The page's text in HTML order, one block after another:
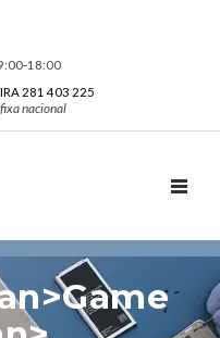
281 403 225
nacional